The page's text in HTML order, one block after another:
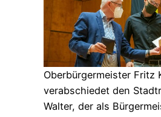
Oberbürgermeister Fritz
verabschiedet den
Walter, der als